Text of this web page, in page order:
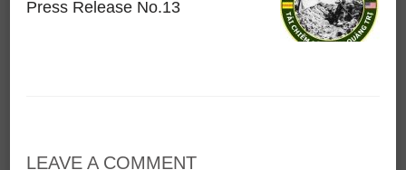
Press Release No.13
LEAVE A COMMENT